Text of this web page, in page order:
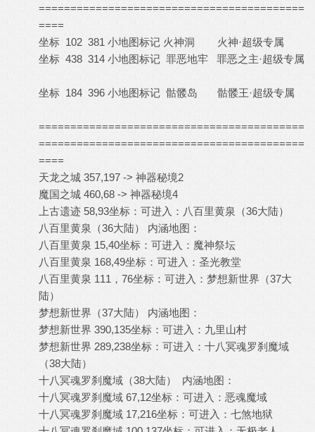
==========================================
====
坐标 102 381 小地图标记 火神洞 火神·超级专属
坐标 438 314 小地图标记 罪恶地牢 罪恶之主·超级专属
坐标 184 396 小地图标记 骷髅岛 骷髅王·超级专属
==========================================
==========================================
====
天龙之城 357,197 -> 神器秘境2
魔国之城 460,68 -> 神器秘境4
上古遗迹 58,93坐标：可进入：八百里黄泉（36大陆）
八百里黄泉（36大陆） 内涵地图：
八百里黄泉 15,40坐标：可进入：魔神祭坛
八百里黄泉 168,49坐标：可进入：圣光教堂
八百里黄泉 111，76坐标：可进入：梦想新世界（37大
陆）
梦想新世界（37大陆） 内涵地图：
梦想新世界 390,135坐标：可进入：九里山村
梦想新世界 289,238坐标：可进入：十八冥魂罗刹魔域
（38大陆）
十八冥魂罗刹魔域（38大陆） 内涵地图：
十八冥魂罗刹魔域 67,12坐标：可进入：恶魂魔域
十八冥魂罗刹魔域 17,216坐标：可进入：七煞地狱